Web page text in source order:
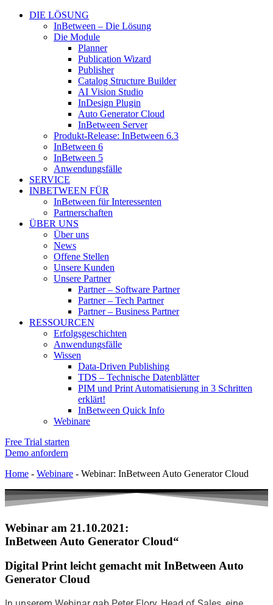
DIE LÖSUNG
InBetween – Die Lösung
Die Module
Planner
Publication Wizard
Publisher
Catalog Structure Builder
AI Vision Studio
InDesign Plugin
Auto Generator Cloud
InBetween Server
Produkt-Release: InBetween 6.3
InBetween 6
InBetween 5
Anwendungsfälle
SERVICE
INBETWEEN FÜR
InBetween für Interessenten
Partnerschaften
ÜBER UNS
Über uns
News
Offene Stellen
Unsere Kunden
Unsere Partner
Partner – Software Partner
Partner – Tech Partner
Partner – Business Partner
RESSOURCEN
Erfolgsgeschichten
Anwendungsfälle
Wissen
Data-Driven Publishing
TDS – Technische Datenblätter
PIM und Print Automatisierung in 3 Schritten
erklärt!
InBetween Quick Info
Webinare
Free Trial starten
Demo anfordern
Home - Webinare - Webinar: InBetween Auto Generator Cloud
Webinar am 21.10.2021:
InBetween Auto Generator Cloud“
Digital Print leicht gemacht mit InBetween Auto
Generator Cloud